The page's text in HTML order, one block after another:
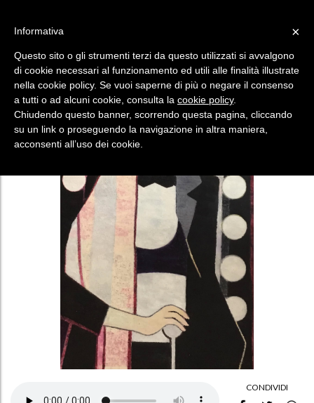
Menù
HAI UN CODICE? SEI UN ARTISTA?
CONDIVIDI
×
Informativa
Questo sito o gli strumenti terzi da questo utilizzati si avvalgono
di cookie necessari al funzionamento ed utili alle finalità illustrate
nella cookie policy. Se vuoi saperne di più o negare il consenso
a tutti o ad alcuni cookie, consulta la cookie policy.
Chiudendo questo banner, scorrendo questa pagina, cliccando
su un link o proseguendo la navigazione in altra maniera,
acconsenti all’uso dei cookie.